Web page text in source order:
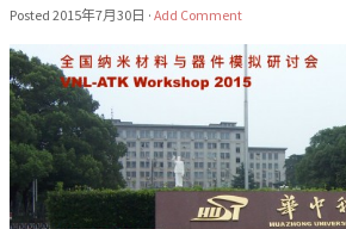
Posted 2015年7月30日 · Add Comment